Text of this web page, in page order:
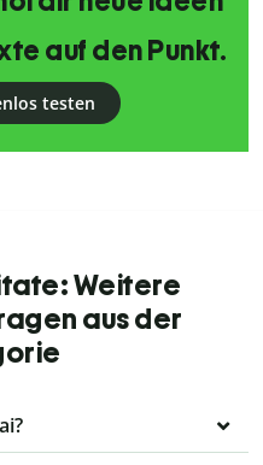
auf den Punkt.
testen
Weitere
aus der